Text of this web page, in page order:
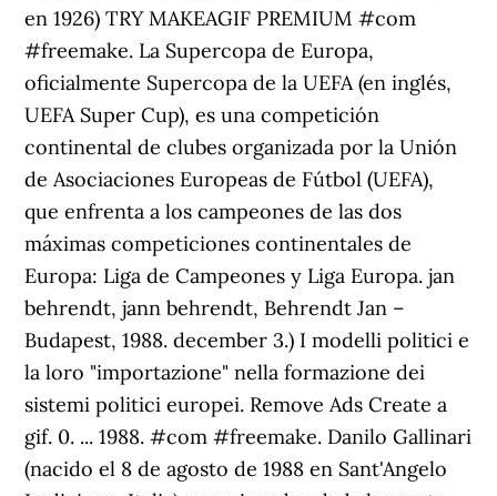
en 1926) TRY MAKEAGIF PREMIUM #com
#freemake. La Supercopa de Europa,
oficialmente Supercopa de la UEFA (en inglés,
UEFA Super Cup), es una competición
continental de clubes organizada por la Unión
de Asociaciones Europeas de Fútbol (UEFA),
que enfrenta a los campeones de las dos
máximas competiciones continentales de
Europa: Liga de Campeones y Liga Europa. jan
behrendt, jann behrendt, Behrendt Jan –
Budapest, 1988. december 3.) I modelli politici e
la loro "importazione" nella formazione dei
sistemi politici europei. Remove Ads Create a
gif. 0. ... 1988. #com #freemake. Danilo Gallinari
(nacido el 8 de agosto de 1988 en Sant'Angelo